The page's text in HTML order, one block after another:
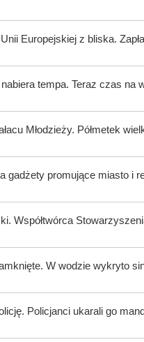
Europejskiej z bliska.
tempa. Teraz czas na
Młodzieży. Półmetek
gadżety promujące miasto i
Współtwórca
W wodzie wykryto
Policjanci ukarali go